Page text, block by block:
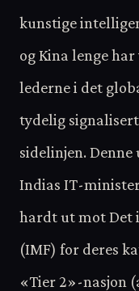
kunstige
og Kina lenge
lederne i det
tydelig
sidelinjen.
Indias IT-
hardt ut mot Det
(IMF) for deres
«Tier 2»-nasjon